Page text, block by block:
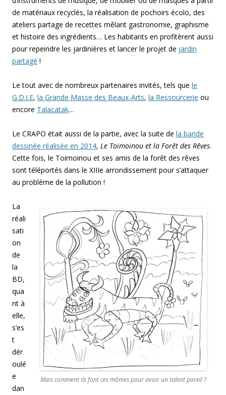
de matériaux recyclés, la réalisation de pochoirs écolo, des
ateliers partage de recettes mêlant gastronomie, graphisme
et histoire des ingrédients… Les habitants en profitèrent aussi
pour repeindre les jardinières et lancer le projet de jardin
partagé !
Le tout avec de nombreux partenaires invités, tels que le
G.D.I.E, la Grande Masse des Beaux-Arts, la Ressourcerie ou
encore Talacatak…
Le CRAPO était aussi de la partie, avec la suite de la bande
dessinée réalisée en 2014, Le Toimoinou et la Forêt des Rêves.
Cette fois, le Toimoinou et ses amis de la forêt des rêves
sont téléportés dans le XIIIe arrondissement pour s’attaquer
au problème de la pollution !
Mais comment ils font ces mômes pour avoir un talent pareil ?
La
réali
sati
on
de
la
BD,
qua
nt à
elle,
s’es
t
dér
oulé
e
dan